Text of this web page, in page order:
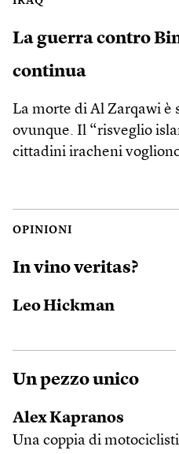
La guerra contro
continua
La morte di Al Zarqawi è
ovunque. Il “risveglio
cittadini iracheni
OPINIONI
In vino veritas?
Leo Hickman
Un pezzo unico
Alex Kapranos
Una coppia di